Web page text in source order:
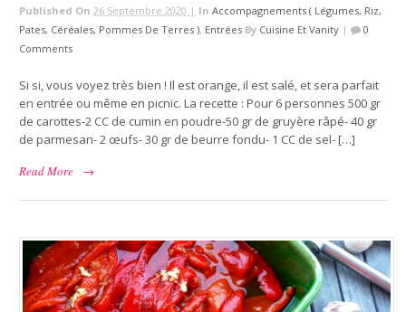
Published On 26 Septembre 2020 | In Accompagnements ( Légumes, Riz,
Pates, Céréales, Pommes De Terres ), Entrées By Cuisine Et Vanity |
0
Comments
Si si, vous voyez très bien ! Il est orange, il est salé, et sera parfait
en entrée ou même en picnic. La recette : Pour 6 personnes 500 gr
de carottes-2 CC de cumin en poudre-50 gr de gruyère râpé- 40 gr
de parmesan- 2 œufs- 30 gr de beurre fondu- 1 CC de sel- […]
Read More
→